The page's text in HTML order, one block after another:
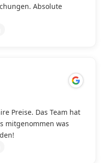
Absolute
Preise. Das Team hat
mitgenommen was